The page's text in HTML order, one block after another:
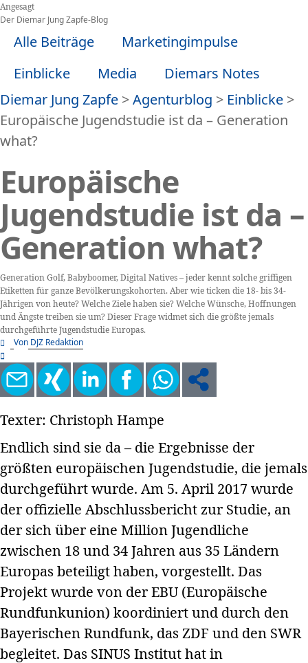
Zum
Inhalt
Angesagt
Der Diemar Jung Zapfe-Blog
Alle Beiträge
Marketingimpulse
Einblicke
Media
Diemars Notes
Diemar Jung Zapfe >Agenturblog > Einblicke >
Europäische Jugendstudie ist da – Generation
what?
Europäische
Jugendstudie ist da –
Generation what?
Generation Golf, Babyboomer, Digital Natives – jeder kennt solche griffigen
Etiketten für ganze Bevölkerungskohorten. Aber wie ticken die 18- bis 34-
Jährigen von heute? Welche Ziele haben sie? Welche Wünsche, Hoffnungen
und Ängste treiben sie um? Dieser Frage widmet sich die größte jemals
durchgeführte Jugendstudie Europas.
Von DJZ Redaktion
Texter: Christoph Hampe
Endlich sind sie da – die Ergebnisse der
größten europäischen Jugendstudie, die jemals
durchgeführt wurde. Am 5. April 2017 wurde
der offizielle Abschlussbericht zur Studie, an
der sich über eine Million Jugendliche
zwischen 18 und 34 Jahren aus 35 Ländern
Europas beteiligt haben, vorgestellt. Das
Projekt wurde von der EBU (Europäische
Rundfunkunion) koordiniert und durch den
Bayerischen Rundfunk, das ZDF und den SWR
begleitet. Das SINUS Institut hat in